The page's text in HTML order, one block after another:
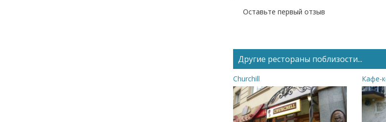
Оставьте первый отзыв
Другие рестораны поблизости...
Churchill